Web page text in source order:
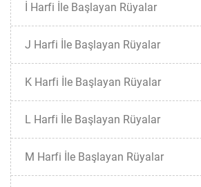
İ Harfi İle Başlayan Rüyalar
J Harfi İle Başlayan Rüyalar
K Harfi İle Başlayan Rüyalar
L Harfi İle Başlayan Rüyalar
M Harfi İle Başlayan Rüyalar